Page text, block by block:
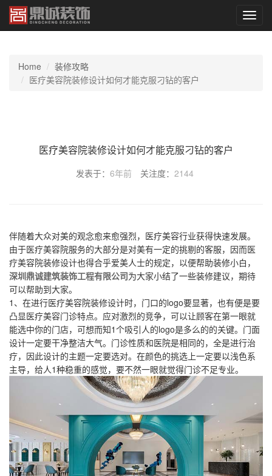
切
换
Home
装修攻略
医疗美容院装修设计如何才能克服刁钻的客户
医疗美容院装修设计如何才能克服刁钻的客户
发表于： 6年前 关注度： 2144
伴随着大众对美的观念愈来愈强烈，医疗美容行业获得快速发展。
由于医疗美容院服务的大部分是对美有一定的挑剔的客服，因而医
疗美容院装修设计也得合乎爱美人士的规定，以便帮助装修小白，
深圳鼎诚建筑装饰工程有限公司为大家小结了一些装修建议，期待
可以帮助到大家。
1、在进行医疗美容院装修设计时，门口的logo要显著，也有便是要
凸显医疗美容门诊特点。应对激烈的竞争，可以让顾客在第一眼就
能选中你的门店，可想而知1个吸引人的logo是多么的的关键。门面
设计一定要干净整洁大气。门诊性质和医院是相同的，全是进行治
疗，因此设计的主题一定要选对。在颜色的挑选上一定要以浅色系
主导，给人1种稳重的感觉，要不然一眼就觉得门诊不足专业。